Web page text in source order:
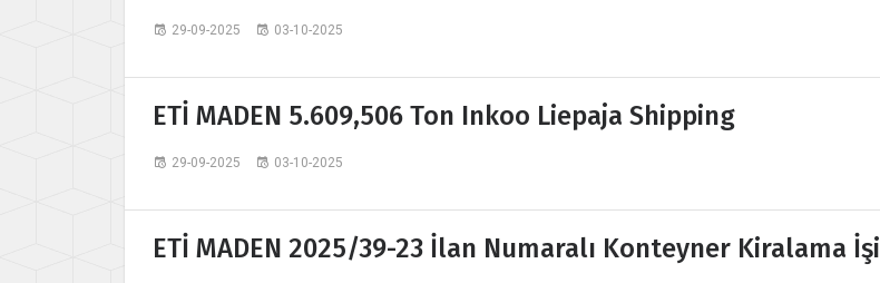
29-09-2025 03-10-2025
ETİ MADEN 5.609,506 Ton Inkoo Liepaja Shipping
29-09-2025 03-10-2025
ETİ MADEN 2025/39-23 İlan Numaralı Konteyner Kiralama İşi